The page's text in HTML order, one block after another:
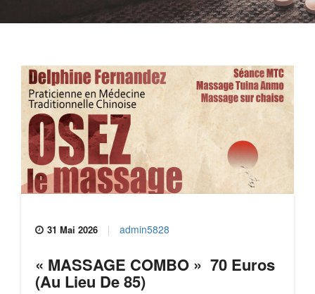
31 Mai 2026 admin5828
« MASSAGE COMBO » 70 Euros
(au Lieu De 85)